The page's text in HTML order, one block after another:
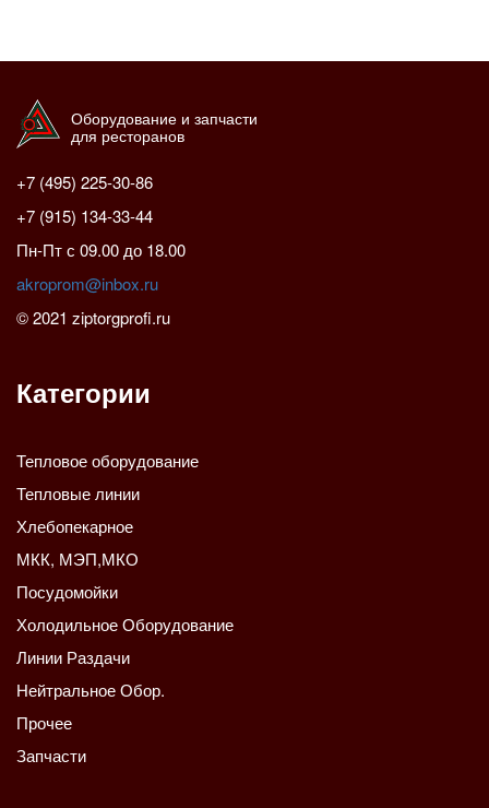
Оборудование и запчасти
для ресторанов
+7 (495) 225-30-86
+7 (915) 134-33-44
Пн-Пт с 09.00 до 18.00
akroprom@inbox.ru
© 2021 ziptorgprofi.ru
Категории
Тепловое оборудование
Тепловые линии
Хлебопекарное
МКК, МЭП,МКО
Посудомойки
Холодильное Оборудование
Линии Раздачи
Нейтральное Обор.
Прочее
Запчасти